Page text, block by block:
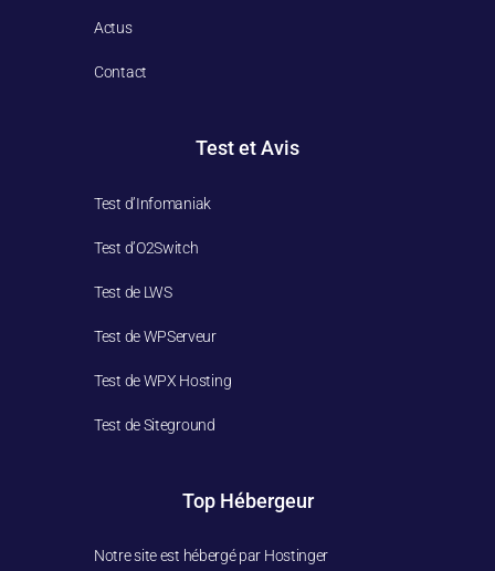
Actus
Contact
Test et Avis
Test d’Infomaniak
Test d’O2Switch
Test de LWS
Test de WPServeur
Test de WPX Hosting
Test de Siteground
Top Hébergeur
Notre site est hébergé par Hostinger